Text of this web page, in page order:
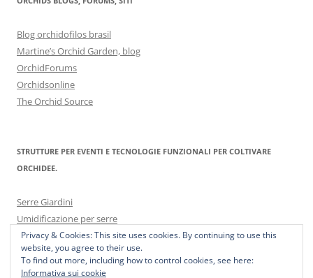
Blog orchidofilos brasil
Martine’s Orchid Garden, blog
OrchidForums
Orchidsonline
The Orchid Source
STRUTTURE PER EVENTI E TECNOLOGIE FUNZIONALI PER COLTIVARE
ORCHIDEE.
Serre Giardini
Umidificazione per serre
Privacy & Cookies: This site uses cookies. By continuing to use this
website, you agree to their use.
To find out more, including how to control cookies, see here:
Informativa sui cookie